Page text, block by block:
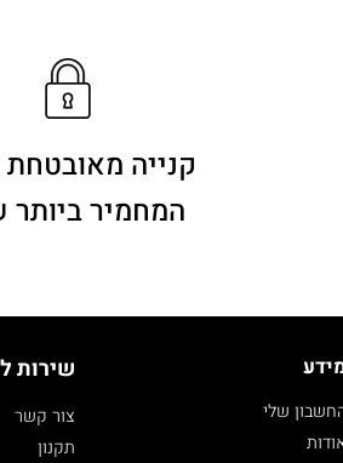
קנייה
המחמיר
שלי
שירות
צור קשר
תקנון